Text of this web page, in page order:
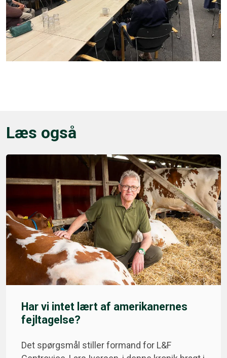
Læs også
Har vi intet lært af amerikanernes
fejltagelse?
Det spørgsmål stiller formand for L&F